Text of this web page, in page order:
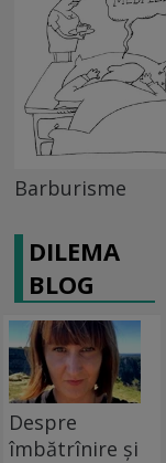
Barburisme
DILEMA
BLOG
Despre
îmbătrînire și